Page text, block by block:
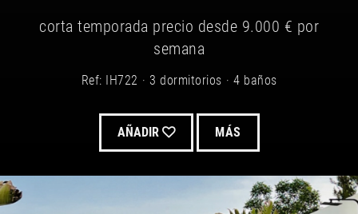
corta temporada precio desde 9.000 € por
semana
Ref: IH722 3 dormitorios 4 baños
AÑADIR MÁS